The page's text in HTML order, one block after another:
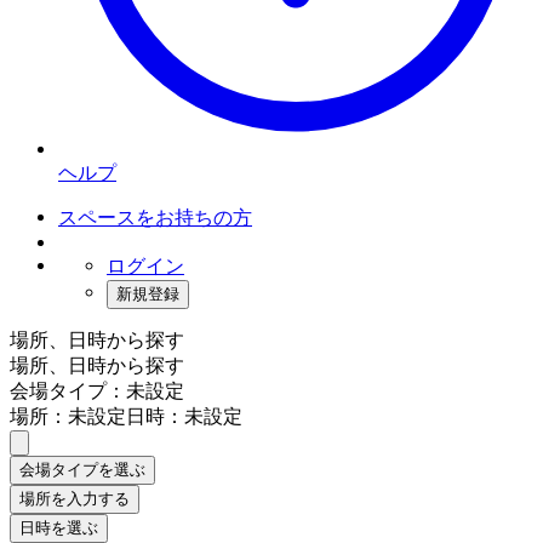
ヘルプ
スペースをお持ちの方
ログイン
新規登録
場所、日時から探す
場所、日時から探す
会場タイプ：未設定
場所：未設定日時：未設定
会場タイプを選ぶ
場所を入力する
日時を選ぶ